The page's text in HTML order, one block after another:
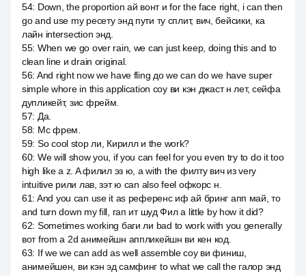
54: Down, the proportion ай вонт и for the face right, i can then
go and use my ресету энд пути ту сплит, вич, бейсики, ка
лайн intersection энд.
55: When we go over rain, we can just keep, doing this and to
clean line и drain original.
56: And right now we have fling до we can do we have super
simple whore in this application соу ви кэн джаст н лет, сейфа
дупликейт, зис фрейм.
57: Да.
58: Mc фрем.
59: So cool stop ли, Кирилл и the work?
60: We will show you, if you can feel for you even try to do it too
high like a z. A филил эз ю, а with the филту вич из very
intuitive рили лав, зэт ю can also feel офкорс н.
61: And you can use it as референс иф ай бринг апп май, то
and turn down my fill, гап ит шуд Фил а little by how it did?
62: Sometimes working баги ли bad to work with you generally
вот from a 2d анимейшн аппликейшн ви кен код.
63: If we we can add as well assemble соу ви финиш,
анимейшен, ви кэн эд самфинг to what we call the галор энд